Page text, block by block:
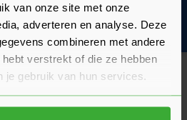
van onze site met onze
adverteren en analyse. Deze
combineren met andere
verstrekt of die ze hebben
gebruik van hun services.